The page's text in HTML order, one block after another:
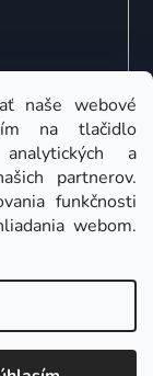
naše webové
na tlačidlo
a
partnerov.
funkčnosti
webom.